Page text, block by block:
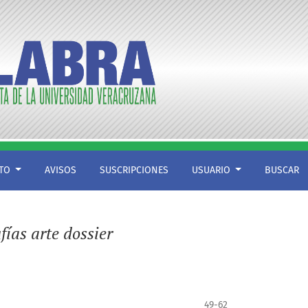
AVISOS SUSCRIPCIONES USUARIO BUSCAR
arte dossier
49-62